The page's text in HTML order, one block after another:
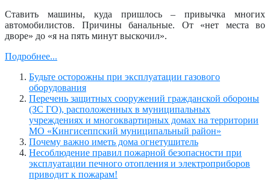
Ставить машины, куда пришлось – привычка многих
автомобилистов. Причины банальные. От «нет места во
дворе» до «я на пять минут выскочил».
Подробнее...
Будьте осторожны при эксплуатации газового
оборудования
Перечень защитных сооружений гражданской обороны
(ЗС ГО), расположенных в муниципальных
учреждениях и многоквартирных домах на территории
МО «Кингисеппский муниципальный район»
Почему важно иметь дома огнетушитель
Несоблюдение правил пожарной безопасности при
эксплуатации печного отопления и электроприборов
приводит к пожарам!